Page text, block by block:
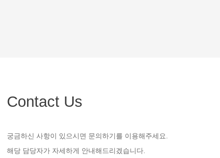
Contact Us
궁금하신 사항이 있으시면 문의하기를 이용해주세요.
해당 담당자가 자세하게 안내해드리겠습니다.